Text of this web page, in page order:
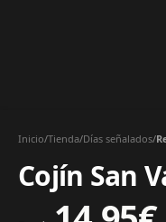
Inicio Tienda Días señalados
Cojín San